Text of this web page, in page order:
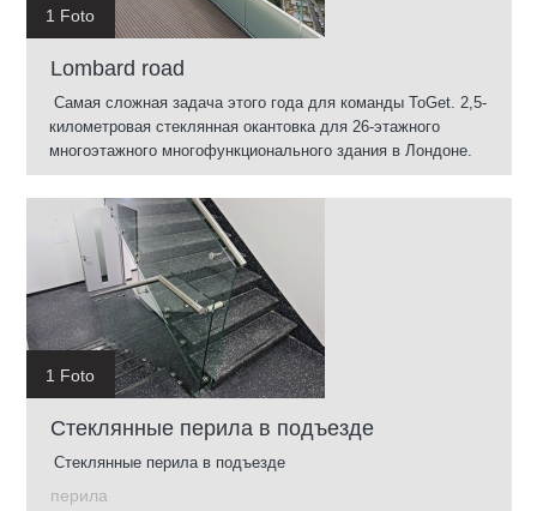
1 Foto
Lombard road
Самая сложная задача этого года для команды ToGet. 2,5-
километровая стеклянная окантовка для 26-этажного
многоэтажного многофункционального здания в Лондоне.
1 Foto
Стеклянные перила в подъезде
Стеклянные перила в подъезде
перила